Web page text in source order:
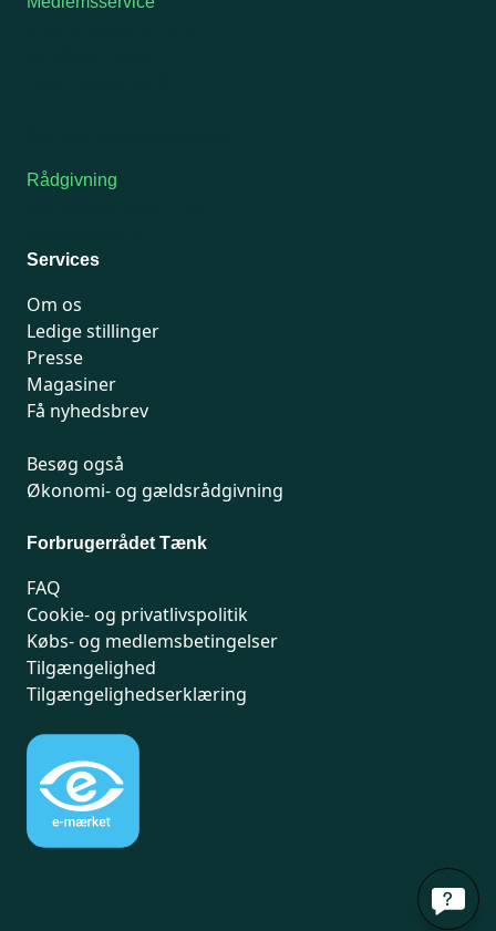
Rådgivning
Services
Om os
Ledige stillinger
Presse
Magasiner
Få nyhedsbrev
Besøg også
Økonomi- og gældsrådgivning
Forbrugerrådet Tænk
FAQ
Cookie- og privatlivspolitik
Købs- og medlemsbetingelser
Tilgængelighed
Tilgængelighedserklæring